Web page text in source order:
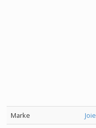
Marke
Joie